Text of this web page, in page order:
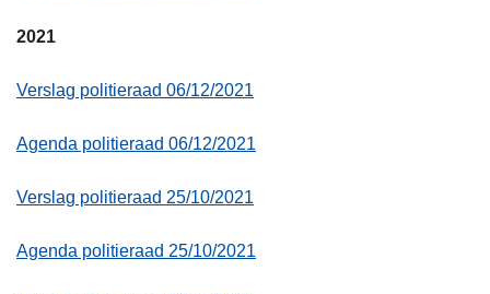
2021
Verslag politieraad 06/12/2021
Agenda politieraad 06/12/2021
Verslag politieraad 25/10/2021
Agenda politieraad 25/10/2021